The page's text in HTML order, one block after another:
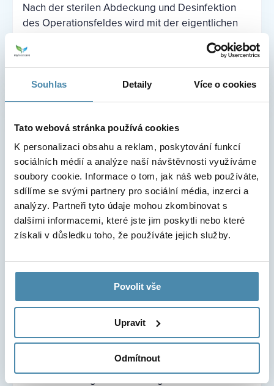
Souhlas Detaily Více o cookies
Tato webová stránka používá cookies
K personalizaci obsahu a reklam, poskytování funkcí
sociálních médií a analýze naší návštěvnosti využíváme
soubory cookie. Informace o tom, jak náš web používáte,
sdílíme se svými partnery pro sociální média, inzerci a
analýzy. Partneři tyto údaje mohou zkombinovat s
dalšími informacemi, které jste jim poskytli nebo které
získali v důsledku toho, že používáte jejich služby.
Povolit vše
Upravit
Odmítnout
Nach der sterilen Abdeckung und Desinfektion
des Operationsfeldes wird mit der eigentlichen
von der Art des Eingriffs ab.
Inzision und anschließender Ablauf
meist um den Brustwarzenhof herum,
anschließend senkrecht nach unten und horizontal
in der Brustfalte vorgenommen. Die resultierende
Narbe ähnelt einem umgekehrten T. Anschließend
wird das überschüssige Brustgewebe entfernt,
der Brustwarzenhof und die Brustwarze in die
endgültige Position verschoben und bei Bedarf
überschüssige Haut entfernt. Aufgrund seiner
Lutscher bezeichnet.
Bei der Brustmodellierung gibt es mehrere
Möglichkeiten und Techniken, die individuell auf
abgestimmt werden. Die wichtigsten Parameter
sind Größe und Gewicht der Brüste, der Grad der